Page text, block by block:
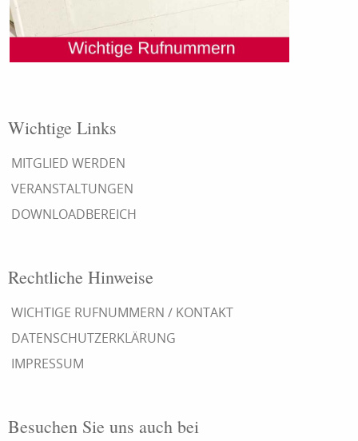
Wichtige Links
MITGLIED WERDEN
VERANSTALTUNGEN
DOWNLOADBEREICH
Rechtliche Hinweise
WICHTIGE RUFNUMMERN / KONTAKT
DATENSCHUTZERKLÄRUNG
IMPRESSUM
Besuchen Sie uns auch bei